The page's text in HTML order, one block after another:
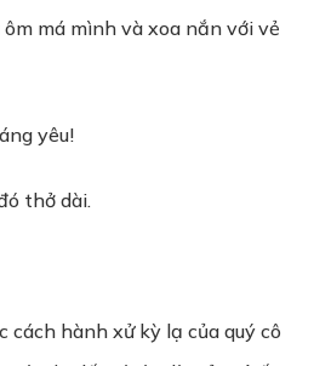
má mình và xoa nắn với vẻ
yêu!
thở dài.
cách hành xử kỳ lạ của quý cô